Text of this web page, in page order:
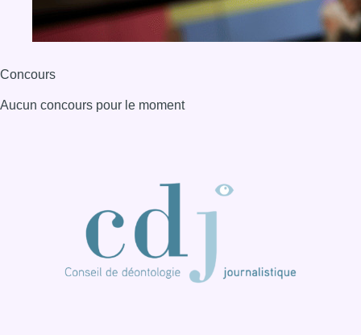
Concours
Aucun concours pour le moment